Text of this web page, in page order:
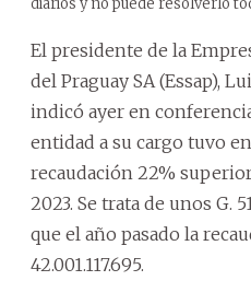
El presidente de la
del Praguay SA (Essap),
indicó ayer en
entidad a su cargo tuvo
recaudación 22%
2023. Se trata de unos G.
que el año pasado la
42.001.117.695.